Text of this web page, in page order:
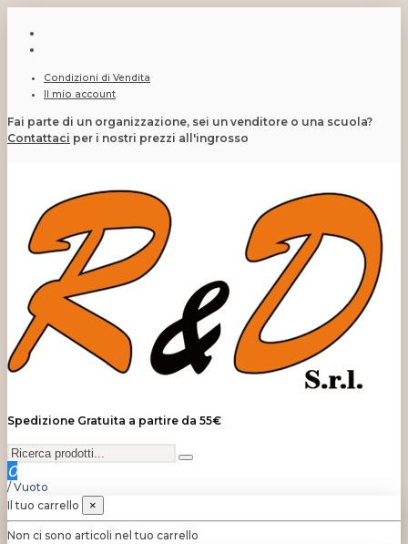
Condizioni di Vendita
Il mio account
Fai parte di un organizzazione, sei un venditore o una scuola?
Contattaci per i nostri prezzi all'ingrosso
Spedizione Gratuita a partire da 55€
0
/ Vuoto
Il tuo carrello
×
Non ci sono articoli nel tuo carrello